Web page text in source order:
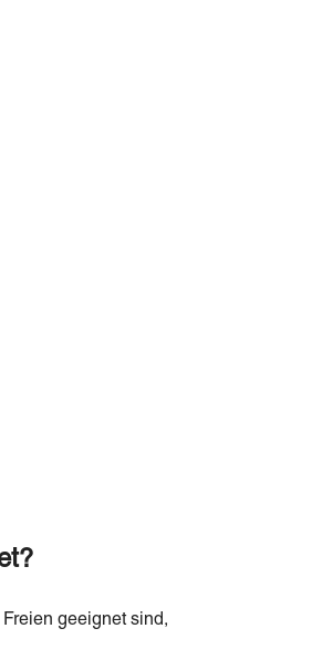
geeignet sind,